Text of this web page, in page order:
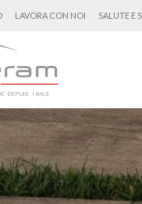
LAVORA CON NOI SALUTE E